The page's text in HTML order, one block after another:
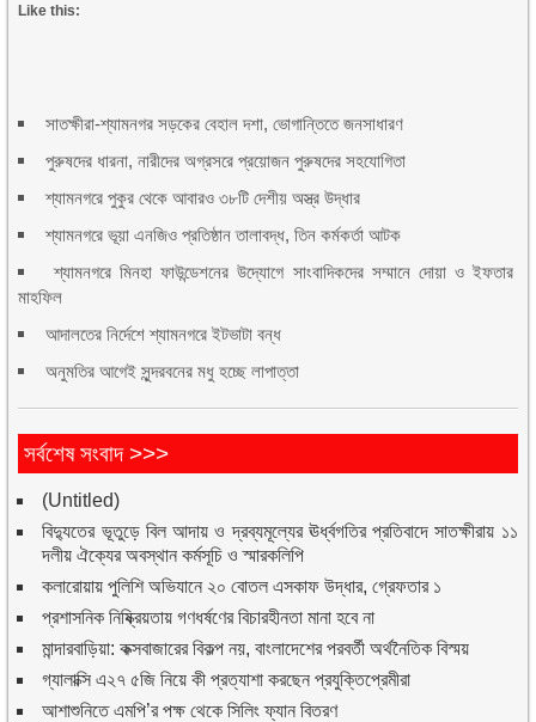
Like this:
সাতক্ষীরা-শ্যামনগর সড়কের বেহাল দশা, ভোগান্তিতে জনসাধারণ
পুরুষদের ধারনা, নারীদের অগ্রসরে প্রয়োজন পুরুষদের সহযোগিতা
শ্যামনগরে পুকুর থেকে আবারও ৩৮টি দেশীয় অস্ত্র উদ্ধার
শ্যামনগরে ভূয়া এনজিও প্রতিষ্ঠান তালাবদ্ধ, তিন কর্মকর্তা আটক
শ্যামনগরে মিনহা ফাউন্ডেশনের উদ্যোগে সাংবাদিকদের সম্মানে দোয়া ও ইফতার
মাহফিল
আদালতের নির্দেশে শ্যামনগরে ইটভাটা বন্ধ
অনুমতির আগেই সুন্দরবনের মধু হচ্ছে লাপাত্তা
সর্বশেষ সংবাদ >>>
(Untitled)
বিদ্যুতের ভূতুড়ে বিল আদায় ও দ্রব্যমূল্যের ঊর্ধ্বগতির প্রতিবাদে সাতক্ষীরায় ১১
দলীয় ঐক্যের অবস্থান কর্মসূচি ও স্মারকলিপি
কলারোয়ায় পুলিশি অভিযানে ২০ বোতল এসকাফ উদ্ধার, গ্রেফতার ১
প্রশাসনিক নিষ্ক্রিয়তায় গণধর্ষণের বিচারহীনতা মানা হবে না
মান্দারবাড়িয়া: কক্সবাজারের বিকল্প নয়, বাংলাদেশের পরবর্তী অর্থনৈতিক বিস্ময়
গ্যালাক্সি এ২৭ ৫জি নিয়ে কী প্রত্যাশা করছেন প্রযুক্তিপ্রেমীরা
আশাশুনিতে এমপি’র পক্ষ থেকে সিলিং ফ্যান বিতরণ